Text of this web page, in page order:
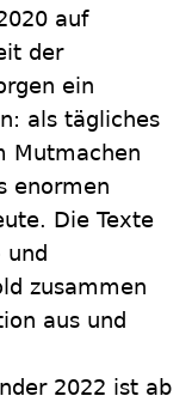
auf
der
ein
als tägliches
Mutmachen
enormen
Die Texte
und
zusammen
aus und
2022 ist ab